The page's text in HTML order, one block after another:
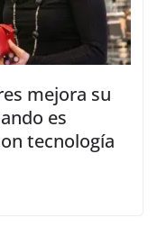
mejora su
es
tecnología